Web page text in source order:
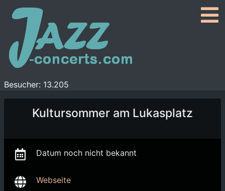
Besucher: 13.205
Kultursommer am Lukasplatz
Datum noch nicht bekannt
Webseite